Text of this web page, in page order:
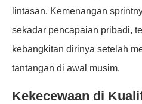
lintasan. Kemenangan
sekadar pencapaian pribadi,
kebangkitan dirinya setelah
tantangan di awal musim.
Kekecewaan di